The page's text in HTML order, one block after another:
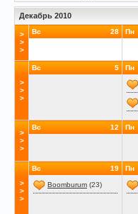
Декабрь 2010
>
>
>
28
Вс Пн
>
>
>
5
Вс Пн
>
>
>
12
Вс Пн
>
>
>
19
Вс
Boomburum (23)
Пн